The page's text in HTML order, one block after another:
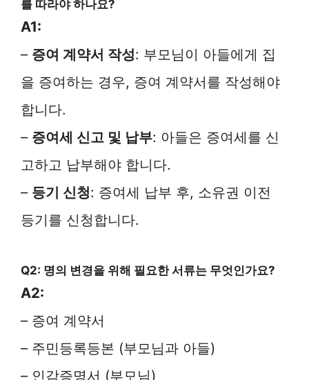
를 따라야 하나요?
A1:
– 증여 계약서 작성: 부모님이 아들에게 집
을 증여하는 경우, 증여 계약서를 작성해야
합니다.
– 증여세 신고 및 납부: 아들은 증여세를 신
고하고 납부해야 합니다.
– 등기 신청: 증여세 납부 후, 소유권 이전
등기를 신청합니다.
Q2: 명의 변경을 위해 필요한 서류는 무엇인가요?
A2:
– 증여 계약서
– 주민등록등본 (부모님과 아들)
– 인감증명서 (부모님)